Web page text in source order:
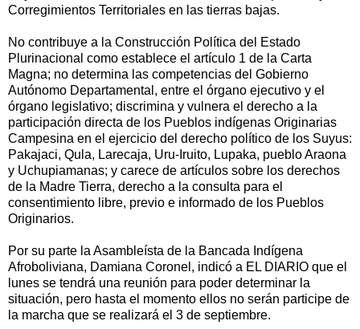
Corregimientos Territoriales en las tierras bajas.
No contribuye a la Construcción Política del Estado
Plurinacional como establece el artículo 1 de la Carta
Magna; no determina las competencias del Gobierno
Autónomo Departamental, entre el órgano ejecutivo y el
órgano legislativo; discrimina y vulnera el derecho a la
participación directa de los Pueblos indígenas Originarias
Campesina en el ejercicio del derecho político de los Suyus:
Pakajaci, Qula, Larecaja, Uru-Iruito, Lupaka, pueblo Araona
y Uchupiamanas; y carece de artículos sobre los derechos
de la Madre Tierra, derecho a la consulta para el
consentimiento libre, previo e informado de los Pueblos
Originarios.
Por su parte la Asambleísta de la Bancada Indígena
Afroboliviana, Damiana Coronel, indicó a EL DIARIO que el
lunes se tendrá una reunión para poder determinar la
situación, pero hasta el momento ellos no serán participe de
la marcha que se realizará el 3 de septiembre.